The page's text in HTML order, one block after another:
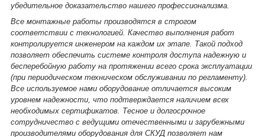
убедительное доказательство нашего профессионализма.
Все монтажные работы производятся в строгом
соответствии с технологией. Качество выполнения работ
контролируется инженером на каждом их этапе. Такой подход
позволяет обеспечить системе контроля доступа надежную и
бесперебойную работу на протяжении всего срока эксплуатации
(при периодическом техническом обслуживании по регламенту).
Все используемое нами оборудование отличается высоким
уровнем надежности, что подтверждается наличием всех
необходимых сертификатов. Тесное и долгосрочное
сотрудничество с ведущими отечественными и зарубежными
производителями оборудования для СКУД позволяет нам